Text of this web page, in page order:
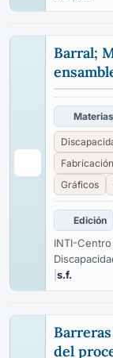
Barral;
Materias
Fabricación
Gráficos
Edición
INTI-
s.f.
del